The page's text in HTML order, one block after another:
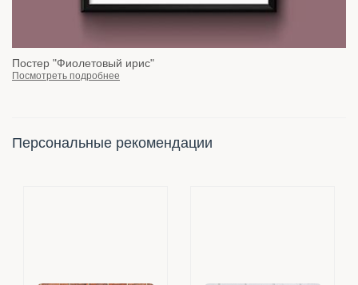
Постер "Фиолетовый ирис"
Посмотреть подробнее
Персональные рекомендации